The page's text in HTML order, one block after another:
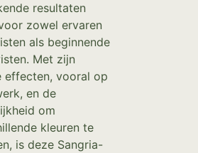
resultaten
zowel ervaren
als beginnende
Met zijn
effecten, vooral op
en de
om
kleuren te
is deze Sangria-